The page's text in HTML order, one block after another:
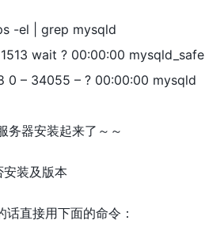
-el | grep mysqld
wait ? 00:00:00 mysqld_safe
0 – 34055 – ? 00:00:00 mysqld
务器安装起来了～～
装及版本
直接用下面的命令：